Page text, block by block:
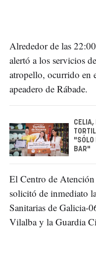
Alrededor de las
alertó a los servicios
atropello, ocurrido en
apeadero de Rábade.
CELIA,
"SÓLO
BAR"
El Centro de
solicitó de inmediato
Sanitarias de Galicia-
Vilalba y la Guardia